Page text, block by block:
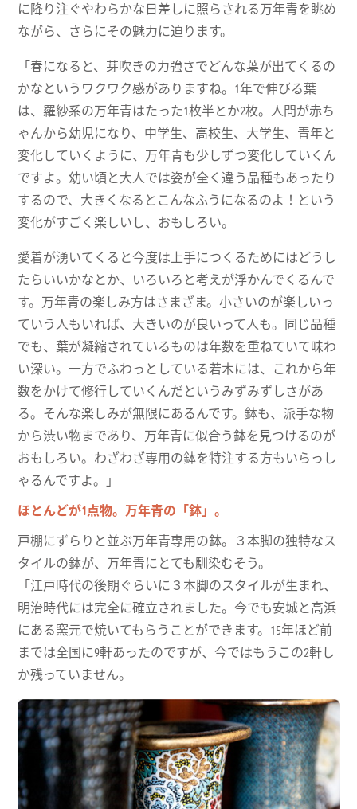
に降り注ぐやわらかな日差しに照らされる万年青を眺め
ながら、さらにその魅力に迫ります。
「春になると、芽吹きの力強さでどんな葉が出てくるの
かなというワクワク感がありますね。1年で伸びる葉
は、羅紗系の万年青はたった1枚半とか2枚。人間が赤ち
ゃんから幼児になり、中学生、高校生、大学生、青年と
変化していくように、万年青も少しずつ変化していくん
ですよ。幼い頃と大人では姿が全く違う品種もあったり
するので、大きくなるとこんなふうになるのよ！という
変化がすごく楽しいし、おもしろい。
愛着が湧いてくると今度は上手につくるためにはどうし
たらいいかなとか、いろいろと考えが浮かんでくるんで
す。万年青の楽しみ方はさまざま。小さいのが楽しいっ
ていう人もいれば、大きいのが良いって人も。同じ品種
でも、葉が凝縮されているものは年数を重ねていて味わ
い深い。一方でふわっとしている若木には、これから年
数をかけて修行していくんだというみずみずしさがあ
る。そんな楽しみが無限にあるんです。鉢も、派手な物
から渋い物まであり、万年青に似合う鉢を見つけるのが
おもしろい。わざわざ専用の鉢を特注する方もいらっし
ゃるんですよ。」
ほとんどが1点物。万年青の「鉢」。
戸棚にずらりと並ぶ万年青専用の鉢。３本脚の独特なス
タイルの鉢が、万年青にとても馴染むそう。
「江戸時代の後期ぐらいに３本脚のスタイルが生まれ、
明治時代には完全に確立されました。今でも安城と高浜
にある窯元で焼いてもらうことができます。15年ほど前
までは全国に9軒あったのですが、今ではもうこの2軒し
か残っていません。